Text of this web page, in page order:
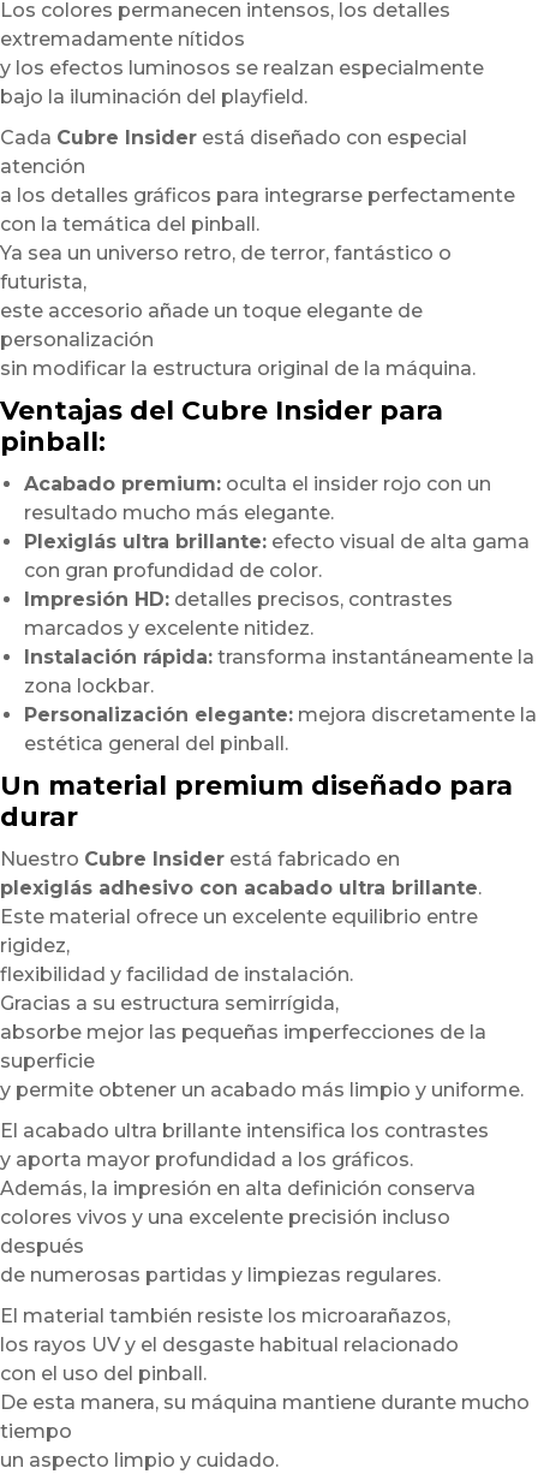
Los colores permanecen intensos, los detalles
extremadamente nítidos
y los efectos luminosos se realzan especialmente
bajo la iluminación del playfield.
Cada Cubre Insider está diseñado con especial
atención
a los detalles gráficos para integrarse perfectamente
con la temática del pinball.
Ya sea un universo retro, de terror, fantástico o
futurista,
este accesorio añade un toque elegante de
personalización
sin modificar la estructura original de la máquina.
Ventajas del Cubre Insider para
pinball:
Acabado premium: oculta el insider rojo con un
resultado mucho más elegante.
Plexiglás ultra brillante: efecto visual de alta gama
con gran profundidad de color.
Impresión HD: detalles precisos, contrastes
marcados y excelente nitidez.
Instalación rápida: transforma instantáneamente la
zona lockbar.
Personalización elegante: mejora discretamente la
estética general del pinball.
Un material premium diseñado para
durar
Nuestro Cubre Insider está fabricado en
plexiglás adhesivo con acabado ultra brillante.
Este material ofrece un excelente equilibrio entre
rigidez,
flexibilidad y facilidad de instalación.
Gracias a su estructura semirrígida,
absorbe mejor las pequeñas imperfecciones de la
superficie
y permite obtener un acabado más limpio y uniforme.
El acabado ultra brillante intensifica los contrastes
y aporta mayor profundidad a los gráficos.
Además, la impresión en alta definición conserva
colores vivos y una excelente precisión incluso
después
de numerosas partidas y limpiezas regulares.
El material también resiste los microarañazos,
los rayos UV y el desgaste habitual relacionado
con el uso del pinball.
De esta manera, su máquina mantiene durante mucho
tiempo
un aspecto limpio y cuidado.